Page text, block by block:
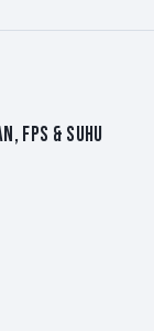
FPS & SUHU